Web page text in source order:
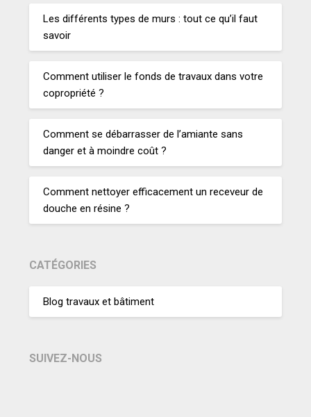
Les différents types de murs : tout ce qu’il faut
savoir
Comment utiliser le fonds de travaux dans votre
copropriété ?
Comment se débarrasser de l’amiante sans
danger et à moindre coût ?
Comment nettoyer efficacement un receveur de
douche en résine ?
CATÉGORIES
Blog travaux et bâtiment
SUIVEZ-NOUS